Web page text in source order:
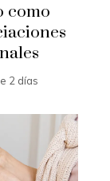
como
2 días